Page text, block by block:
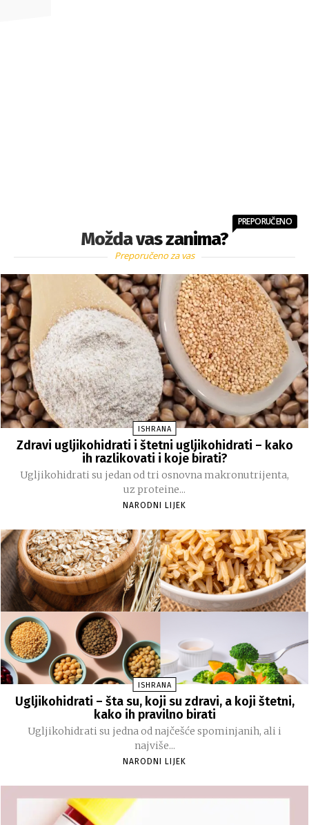
Možda vas zanima?
PREPORUČENO
Preporučeno za vas
ISHRANA
Zdravi ugljikohidrati i štetni ugljikohidrati – kako
ih razlikovati i koje birati?
Ugljikohidrati su jedan od tri osnovna makronutrijenta,
uz proteine...
NARODNI LIJEK
ISHRANA
Ugljikohidrati – šta su, koji su zdravi, a koji štetni,
kako ih pravilno birati
Ugljikohidrati su jedna od najčešće spominjanih, ali i
najviše...
NARODNI LIJEK